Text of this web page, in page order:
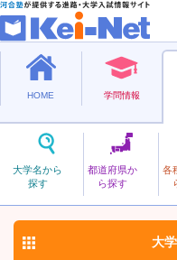
HOME 学問情報
大学名から
探す
都道府県か
ら探す
各
私立
ふくおかこうぎょう
福岡工業
大